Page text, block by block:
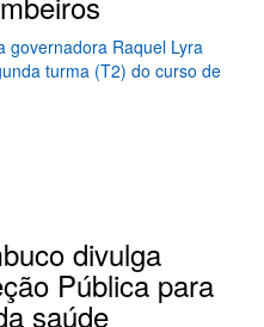
governadora Raquel Lyra
turma (T2) do curso de
divulga
Pública para
saúde